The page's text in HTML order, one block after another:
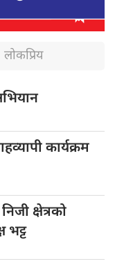
लोकप्रिय
कार्यक्रम
क्षेत्रको
भट्ट